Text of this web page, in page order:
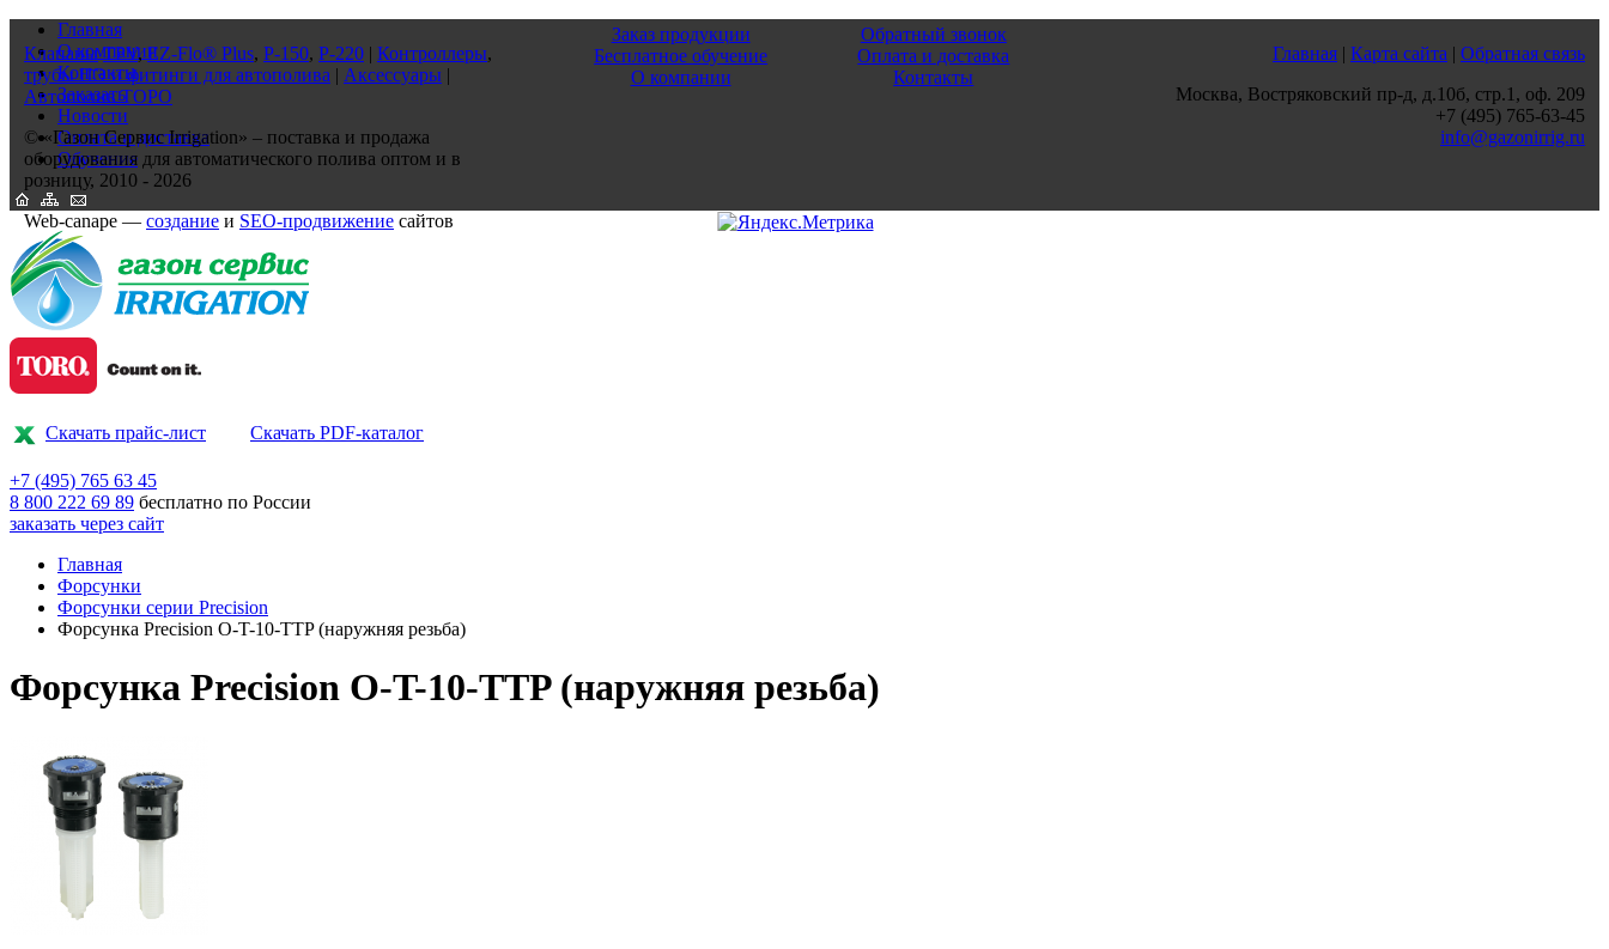
Главная
О компании
Контакты
Заказать
Новости
Оплата и доставка
Обучение
Скачать прайс-лист Скачать PDF-каталог
+7 (495) 765 63 45
8 800 222 69 89 бесплатно по России
заказать через сайт
Главная
Форсунки
Форсунки серии Precision
Форсунка Precision O-T-10-TTP (наружняя резьба)
Форсунка Precision O-T-10-TTP (наружняя резьба)
Главная | Карта сайта | Обратная связь
Москва, Востряковский пр-д, д.10б, стр.1, оф. 209
+7 (495) 765-63-45
info@gazonirrig.ru
Клапаны TPV,EZ-Flo® Plus, P-150, P-220 | Контроллеры,
трубы ПЭ и фитинги для автополива | Аксессуары |
Автополив ТОРО
© «Газон Сервис Irrigation» – поставка и продажа
оборудования для автоматического полива оптом и в
розницу, 2010 - 2026
Web-canape — создание и SEO-продвижение сайтов
Заказ продукции
Бесплатное обучение
О компании
Обратный звонок
Оплата и доставка
Контакты